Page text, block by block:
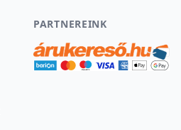
PARTNEREINK